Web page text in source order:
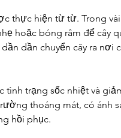
thực hiện từ từ. Trong
hoặc bóng râm để cây
dần chuyển cây ra nơi
tình trạng sốc nhiệt và
thoáng mát, có ánh
hồi phục.